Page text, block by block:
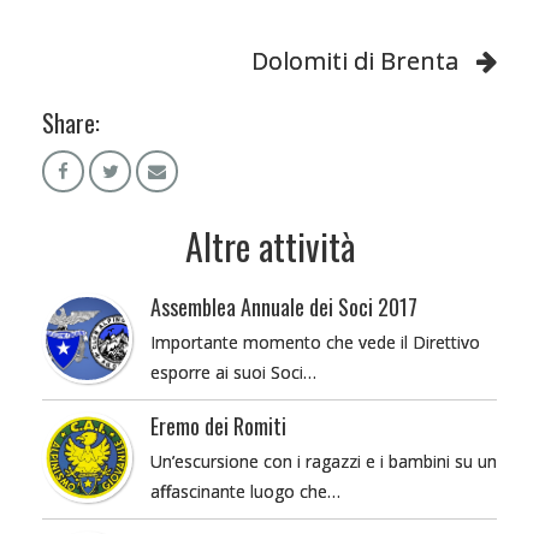
Dolomiti di Brenta
Share:
Altre attività
Assemblea Annuale dei Soci 2017
Importante momento che vede il Direttivo
esporre ai suoi Soci…
Eremo dei Romiti
Un’escursione con i ragazzi e i bambini su un
affascinante luogo che…